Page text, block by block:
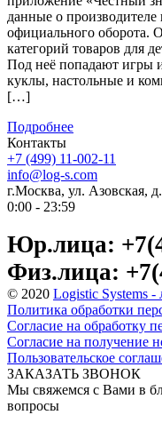
данные о
официального оборота.
категорий товаров для
Под неё попадают игры
куклы, настольные и
[…]
Подробнее
Контакты
+7 (499) 11-002-11
info@log-s.com
г.Москва, ул. Азовская,
0:00 - 23:59
Юр.лица:
Физ.лица:
© 2020 Logistic Systems -
Политика обработки
Согласие на обработку
Согласие на получение
Пользовательское
ЗАКАЗАТЬ ЗВОНОК
Мы свяжемся с Вами в
вопросы